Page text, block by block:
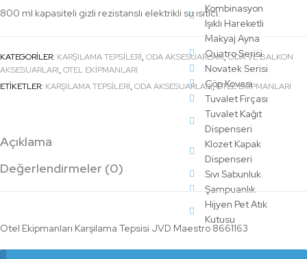
Kombinasyon
Işıklı Hareketli
Makyaj Ayna
Quatro Serisi
Novatek Serisi
Çöp Kovası
Tuvalet Fırçası
Tuvalet Kağıt
Dispenseri
Klozet Kapak
Dispenseri
Sıvı Sabunluk
Şampuanlık
Hijyen Pet Atık
Kutusu
800 ml kapasiteli gizli rezistanslı elektrikli su ısıtıcı.
KATEGORILER: KARŞILAMA TEPSILERI, ODA AKSESUARLARI,ODA VE BALKON
AKSESUARLARI, OTEL EKİPMANLARI
ETIKETLER: KARŞILAMA TEPSILERI, ODA AKSESUARLARI,OTEL EKİPMANLARI
Açıklama
Değerlendirmeler (0)
Otel Ekipmanları Karşılama Tepsisi JVD Maestro 8661163